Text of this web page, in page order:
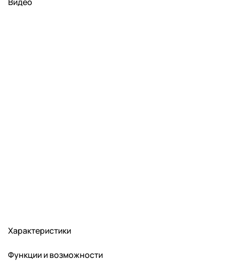
Характеристики
Функции и возможности